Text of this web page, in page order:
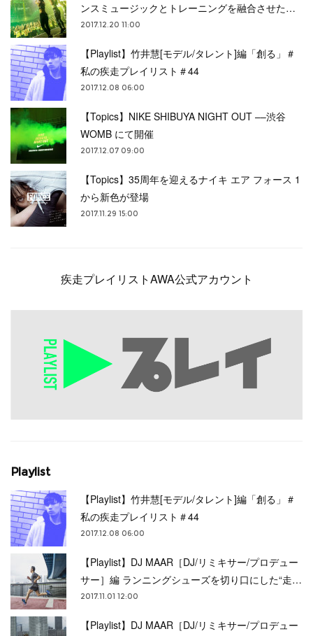
ンスミュージックとトレーニングを融合させた…
2017.12.20 11:00
【Playlist】竹井慧[モデル/タレント]編「創る」＃
私の疾走プレイリスト＃44
2017.12.08 06:00
【Topics】NIKE SHIBUYA NIGHT OUT ––渋谷
WOMB にて開催
2017.12.07 09:00
【Topics】35周年を迎えるナイキ エア フォース 1
から新色が登場
2017.11.29 15:00
疾走プレイリストAWA公式アカウント
Playlist
【Playlist】竹井慧[モデル/タレント]編「創る」＃
私の疾走プレイリスト＃44
2017.12.08 06:00
【Playlist】DJ MAAR［DJ/リミキサー/プロデュー
サー］編 ランニングシューズを切り口にした“走…
2017.11.01 12:00
【Playlist】DJ MAAR［DJ/リミキサー/プロデュー